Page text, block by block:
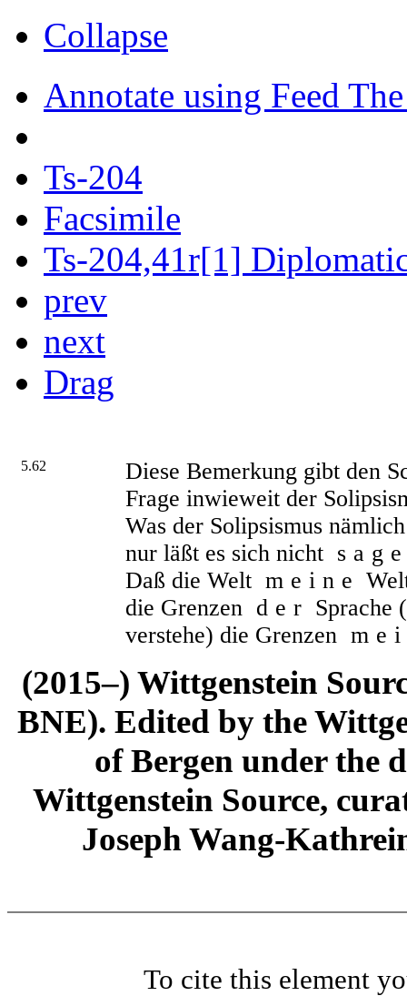
Collapse
Annotate using Feed
Ts-204
Facsimile
Ts-204,41r[1]
prev
next
Drag
5.62
Diese Bemerkung gibt den
Frage inwieweit der
Was der Solipsismus
nur läßt es sich nicht
Daß die Welt meine
die Grenzen der Sprache
verstehe) die Grenzen
(2015–) Wittgenstein
BNE). Edited by the
of Bergen under the
Wittgenstein Source,
Joseph Wang-
To cite this element